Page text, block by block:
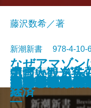
コスパ飯
ヤセないのは
警察手帳
出世と肩書
ポピュリズ
「魔物」の正
東京都の闇を
国家の矛盾
フィリピンパ
文系のための
損する結婚
藤沢数希／著
新潮新書 978-4-
新書電子書籍あり
中国人観光客
法
なぜアマゾン
のか―ネット
―
キレイゴトぬ
ADHDでよか
ザ・殺し文句
お寺さん崩壊
気づいたら先
経済
薬物とセック
とらわれない
観光立国の正